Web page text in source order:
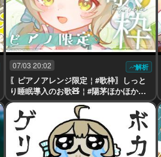
07/03 20:02 解析
〖ピアノアレンジ限定￤#歌枠〗しっと
り睡眠導入のお歌🧸￤#陽茅ほかほか￤#
UniVIRTUAL #Vtuber